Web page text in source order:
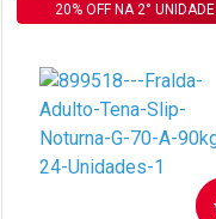
Laboratório
Por Menos
20% OFF NA 2° UNIDADE
COMPRAR